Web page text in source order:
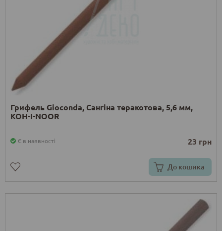
Грифель Gioconda, Сангіна теракотова, 5,6 мм,
KOH-I-NOOR
Є в наявності 23 грн
До кошика